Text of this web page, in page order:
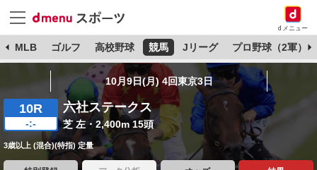
dメニュー
MLB ゴルフ 高校野球 競馬 Jリーグ プロ野球（2軍）
10月9日(月) 4回東京3日
10R
-:-
六社ステークス
芝 左・2,400m 15頭
3歳以上 (混合)(特指) 定量